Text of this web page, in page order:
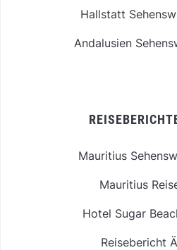
Hallstatt
Andalusien
Mauritius
Mauritius
Hotel Sugar
Reisebericht